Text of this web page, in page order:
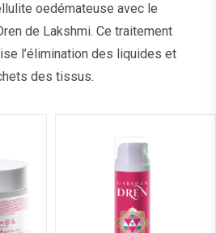
oedémateuse avec le
de Lakshmi. Ce traitement
l’élimination des liquides et
des tissus.